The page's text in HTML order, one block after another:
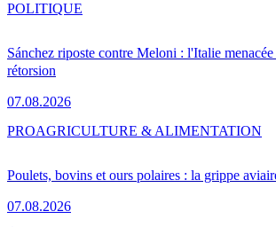
Sánchez riposte contre Meloni : l'Italie menacée
rétorsion
07.08.2026
POLITIQUE
Poulets, bovins et ours polaires : la grippe
07.08.2026
PROAGRICULTURE & ALIMENTATION